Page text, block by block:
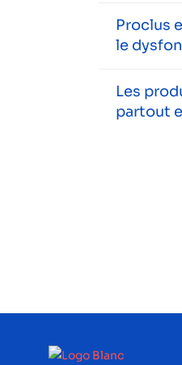
Proclus
le
Les
partout